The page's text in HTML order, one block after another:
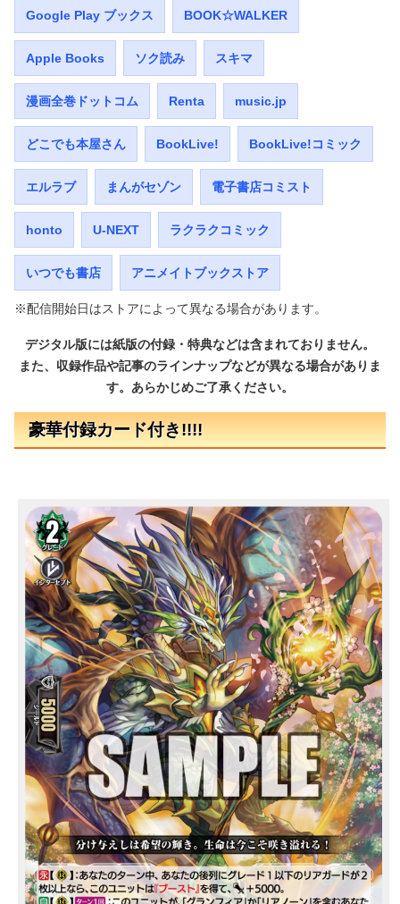
Google Play ブックス BOOK☆WALKER
Apple Books ソク読み スキマ
漫画全巻ドットコム Renta music.jp
どこでも本屋さん BookLive! BookLive!コミック
エルラブ まんがセゾン 電子書店コミスト
honto U-NEXT ラクラクコミック
いつでも書店 アニメイトブックストア
※配信開始日はストアによって異なる場合があります。
デジタル版には紙版の付録・特典などは含まれておりません。
また、収録作品や記事のラインナップなどが異なる場合がありま
す。あらかじめご了承ください。
豪華付録カード付き!!!!